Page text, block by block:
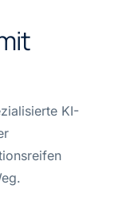
KI-